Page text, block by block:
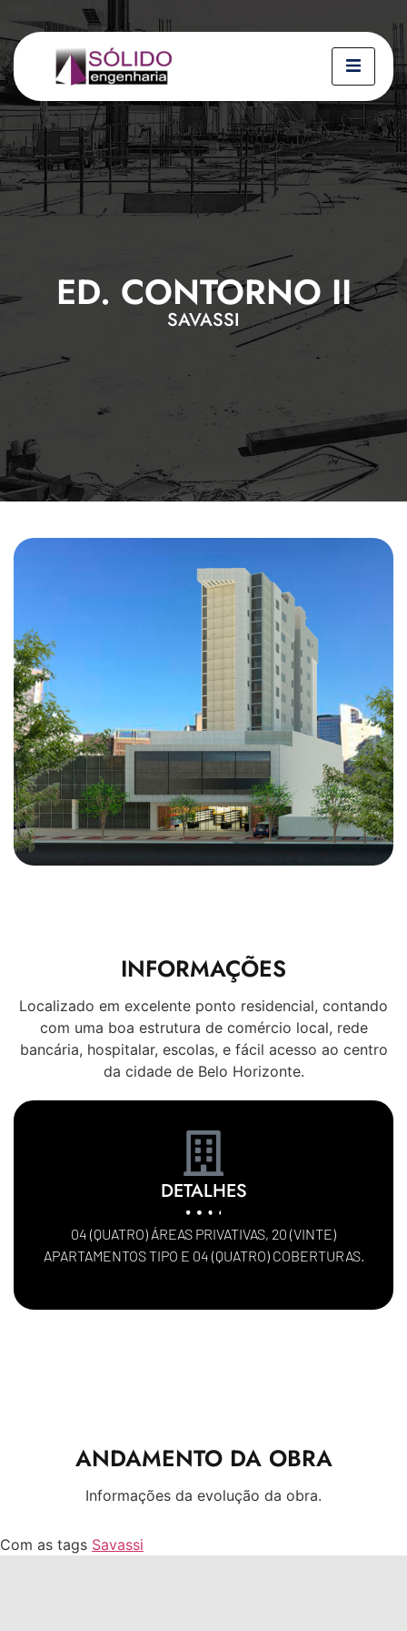
ED. CONTORNO II
SAVASSI
INFORMAÇÕES
Localizado em excelente ponto residencial, contando
com uma boa estrutura de comércio local, rede
bancária, hospitalar, escolas, e fácil acesso ao centro
da cidade de Belo Horizonte.
DETALHES
04 (QUATRO) ÁREAS PRIVATIVAS, 20 (VINTE)
APARTAMENTOS TIPO E 04 (QUATRO) COBERTURAS.
ANDAMENTO DA OBRA
Informações da evolução da obra.
Com as tags Savassi